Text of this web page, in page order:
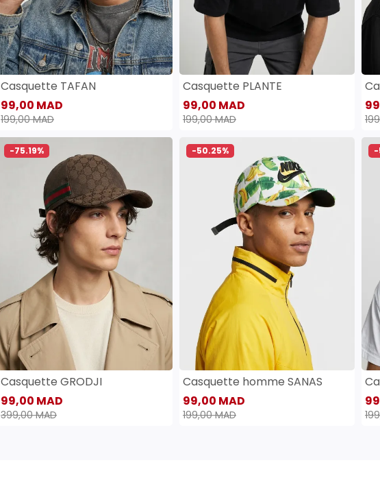
Casquette TAFAN
99,00 MAD
199,00 MAD
Casquette PLANTE
99,00 MAD
199,00 MAD
-75.19%
Casquette GRODJI
99,00 MAD
399,00 MAD
-50.25%
Casquette homme SANAS
99,00 MAD
199,00 MAD
-